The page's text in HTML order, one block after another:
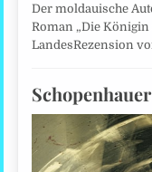
Der moldauische
Roman „Die Königin
LandesRezension